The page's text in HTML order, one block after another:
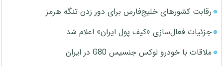
رقابت کشورهای خلیج‌فارس برای دور زدن تنگه هرمز
جزئیات فعال‌سازی «کیف پول ایران» اعلام شد
ملاقات با خودرو لوکس جنسیس G80 در ایران